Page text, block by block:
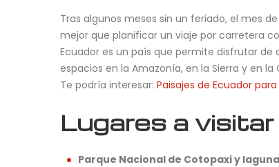
Tras algunos meses sin un feriado, el mes
mejor que planificar un viaje por carretera
Ecuador es un país que permite disfrutar
espacios en la Amazonía, en la Sierra y en
Te podría interesar: Paisajes de Ecuador
Lugares a
Parque Nacional de Cotopaxi y